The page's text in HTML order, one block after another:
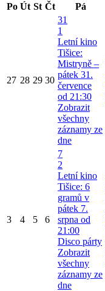
Po Út St Čt Pá
27 28 29 30
31
1
Letní kino
Tišice:
Mistryně –
pátek 31.
července
od 21:30
Zobrazit
všechny
záznamy ze
dne
3 4 5 6
7
2
Letní kino
Tišice: 6
gramů v
pátek 7.
srpna od
21:00
Disco párty
Zobrazit
všechny
záznamy ze
dne